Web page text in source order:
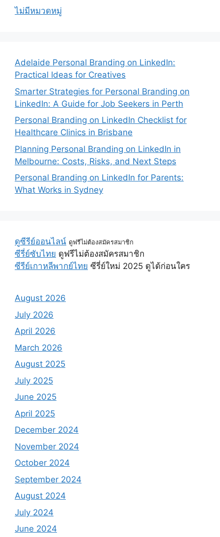
ไม่มีหมวดหมู่
Adelaide Personal Branding on LinkedIn:
Practical Ideas for Creatives
Smarter Strategies for Personal Branding on
LinkedIn: A Guide for Job Seekers in Perth
Personal Branding on LinkedIn Checklist for
Healthcare Clinics in Brisbane
Planning Personal Branding on LinkedIn in
Melbourne: Costs, Risks, and Next Steps
Personal Branding on LinkedIn for Parents:
What Works in Sydney
ดูซีรีย์ออนไลน์ ดูฟรีไม่ต้องสมัครสมาชิก
ซีรี่ย์ซับไทย ดูฟรีไม่ต้องสมัครสมาชิก
ซีรีย์เกาหลีพากย์ไทย ซีรี่ย์ใหม่ 2025 ดูได้ก่อนใคร
August 2026
July 2026
April 2026
March 2026
August 2025
July 2025
June 2025
April 2025
December 2024
November 2024
October 2024
September 2024
August 2024
July 2024
June 2024